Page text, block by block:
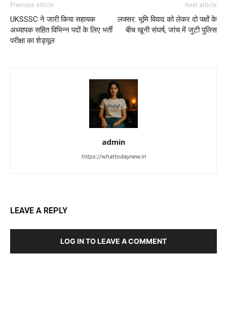
Previous article
UKSSSC ने जारी किया सहायक
अध्यापक सहित विभिन्न पदों के लिए भर्ती
परीक्षा का शेड्यूल
Next article
लक्सर: भूमि विवाद को लेकर दो पक्षों के
बीच खूनी संघर्ष, जांच में जुटी पुलिस
admin
https://whattodaynew.in
LEAVE A REPLY
LOG IN TO LEAVE A COMMENT